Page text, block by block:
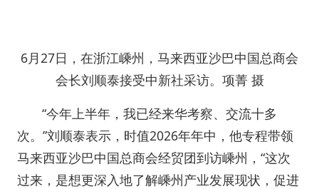
6月27日，在浙江嵊州，马来西亚沙巴中国总商会
会长刘顺泰接受中新社采访。项菁 摄
“今年上半年，我已经来华考察、交流十多
次。”刘顺泰表示，时值2026年年中，他专程带领
马来西亚沙巴中国总商会经贸团到访嵊州，“这次
过来，是想更深入地了解嵊州产业发展现状，促进